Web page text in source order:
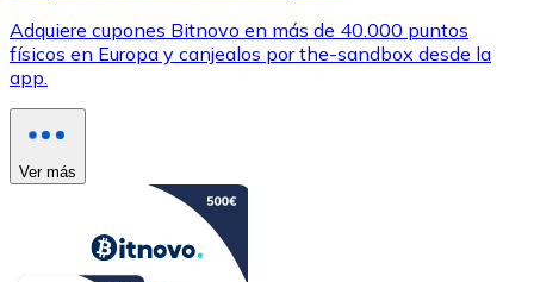
Adquiere cupones Bitnovo en más de 40.000 puntos
físicos en Europa y canjealos por the-sandbox desde la
app.
Ver más